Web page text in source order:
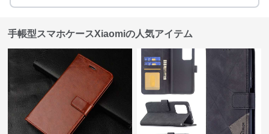
手帳型スマホケースXiaomiの人気アイテム